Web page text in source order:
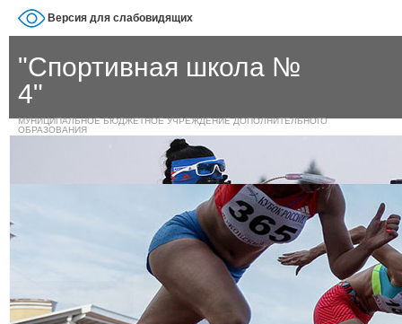
Версия для слабовидящих
"Спортивная школа №
4"
МУНИЦИПАЛЬНОЕ БЮДЖЕТНОЕ УЧРЕЖДЕНИЕ ДОПОЛНИТЕЛЬНОГО
ОБРАЗОВАНИЯ